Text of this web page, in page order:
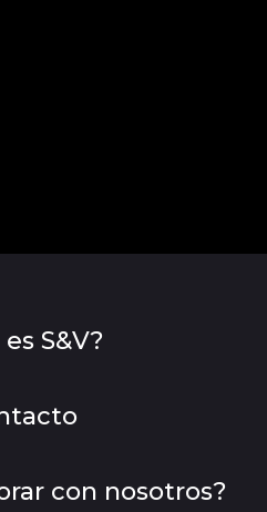
S&V?
con nosotros?